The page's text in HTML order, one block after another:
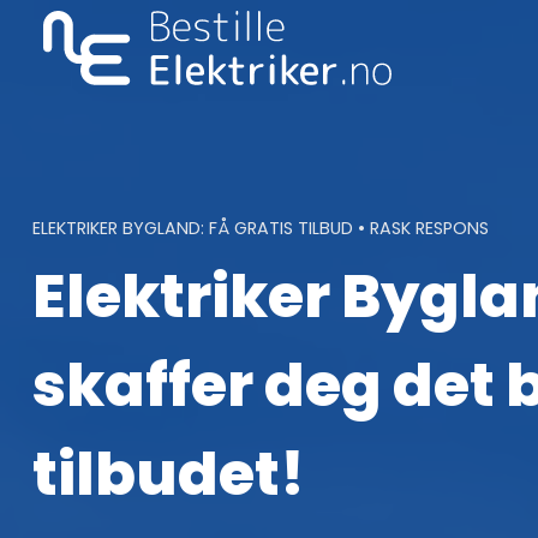
content
ELEKTRIKER BYGLAND: FÅ GRATIS TILBUD • RASK RESPONS
Elektriker
skaffer deg det
tilbudet!